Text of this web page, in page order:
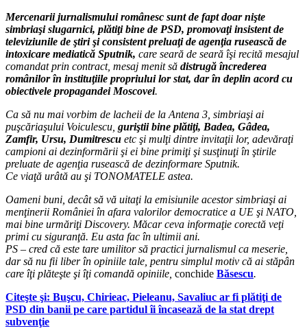
Mercenarii jurnalismului românesc sunt de fapt doar nişte
simbriaşi slugarnici, plătiţi bine de PSD, promovaţi insistent de
televiziunile de ştiri şi consistent preluaţi de agenţia rusească de
intoxicare mediatică Sputnik, care seară de seară îşi recită mesajul
comandat prin contract, mesaj menit să distrugă încrederea
românilor în instituţiile propriului lor stat, dar în deplin acord cu
obiectivele propagandei Moscovei.
Ca să nu mai vorbim de lacheii de la Antena 3, simbriaşi ai
puşcăriaşului Voiculescu, guriştii bine plătiţi, Badea, Gâdea,
Zamfir, Ursu, Dumitrescu etc şi mulţi dintre invitaţii lor, adevăraţi
campioni ai dezinformării şi ei bine primiţi şi susţinuţi în ştirile
preluate de agenţia rusească de dezinformare Sputnik.
Ce viaţă urâtă au şi TONOMATELE astea.
Oameni buni, decât să vă uitaţi la emisiunile acestor simbriaşi ai
menţinerii României în afara valorilor democratice a UE şi NATO,
mai bine urmăriţi Discovery. Măcar ceva informaţie corectă veţi
primi cu siguranţă. Eu asta fac în ultimii ani.
PS – cred că este tare umilitor să practici jurnalismul ca meserie,
dar să nu fii liber în opiniile tale, pentru simplul motiv că ai stăpân
care îţi plăteşte şi îţi comandă opiniile, conchide Băsescu.
Citeşte şi: Buşcu, Chirieac, Pieleanu, Savaliuc ar fi plătiţi de
PSD din banii pe care partidul îi încasează de la stat drept
subvenţie